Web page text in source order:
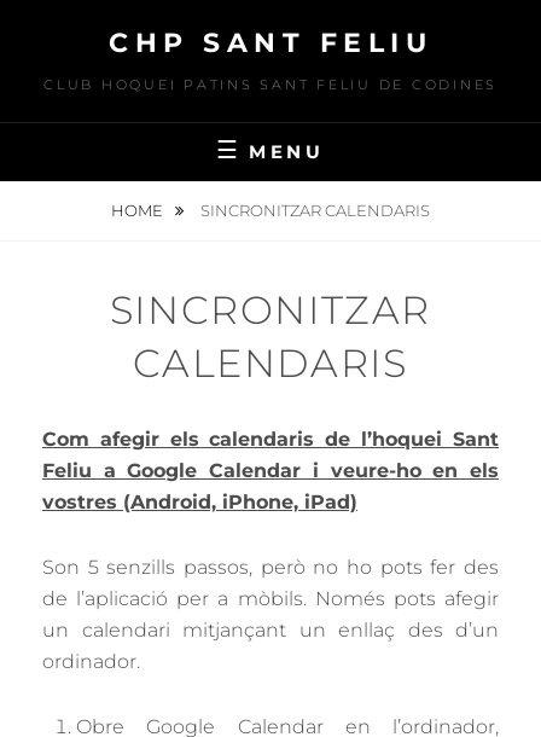
content
CHP SANT FELIU
CLUB HOQUEI PATINS SANT FELIU DE CODINES
MENU
HOME SINCRONITZAR CALENDARIS
SINCRONITZAR
CALENDARIS
Com afegir els calendaris de l’hoquei Sant
Feliu a Google Calendar i veure-ho en els
vostres (Android, iPhone, iPad)
Son 5 senzills passos, però no ho pots fer des
de l’aplicació per a mòbils. Només pots afegir
un calendari mitjançant un enllaç des d’un
ordinador.
Obre Google Calendar en l’ordinador,